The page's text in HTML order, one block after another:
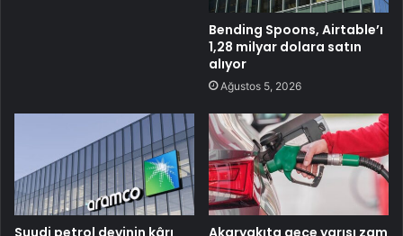
Bending Spoons, Airtable’ı
1,28 milyar dolara satın
alıyor
Ağustos 5, 2026
Suudi petrol devinin kârı Akaryakıta gece yarısı zam